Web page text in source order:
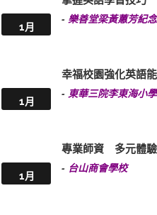
1月
- 樂善堂梁黃蕙芳紀
1月
幸福校園強化英語
- 東華三院李東海小學
1月
專業師資 多元體
- 台山商會學校